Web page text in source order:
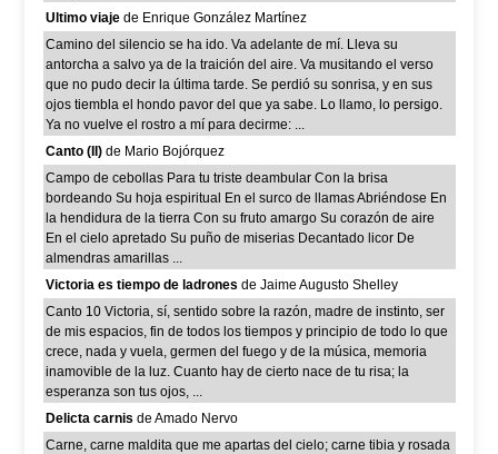
Ultimo viaje de Enrique González Martínez
Camino del silencio se ha ido. Va adelante de mí. Lleva su
antorcha a salvo ya de la traición del aire. Va musitando el verso
que no pudo decir la última tarde. Se perdió su sonrisa, y en sus
ojos tiembla el hondo pavor del que ya sabe. Lo llamo, lo persigo.
Ya no vuelve el rostro a mí para decirme: ...
Canto (II) de Mario Bojórquez
Campo de cebollas Para tu triste deambular Con la brisa
bordeando Su hoja espiritual En el surco de llamas Abriéndose En
la hendidura de la tierra Con su fruto amargo Su corazón de aire
En el cielo apretado Su puño de miserias Decantado licor De
almendras amarillas ...
Victoria es tiempo de ladrones de Jaime Augusto Shelley
Canto 10 Victoria, sí, sentido sobre la razón, madre de instinto, ser
de mis espacios, fin de todos los tiempos y principio de todo lo que
crece, nada y vuela, germen del fuego y de la música, memoria
inamovible de la luz. Cuanto hay de cierto nace de tu risa; la
esperanza son tus ojos, ...
Delicta carnis de Amado Nervo
Carne, carne maldita que me apartas del cielo; carne tibia y rosada